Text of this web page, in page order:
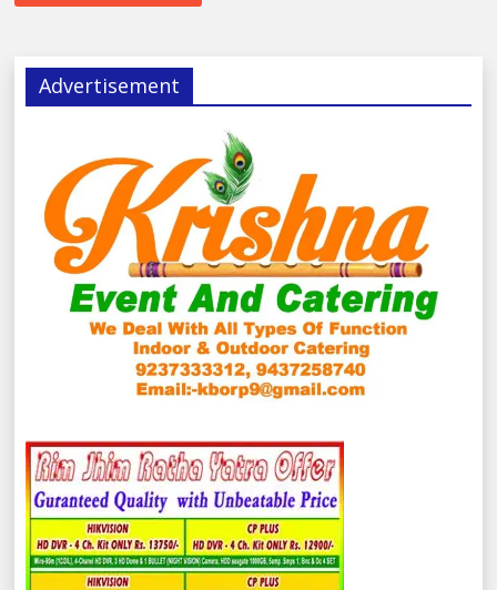
Advertisement